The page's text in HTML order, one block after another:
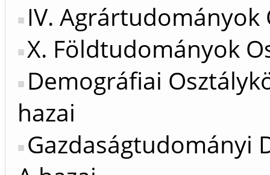
IV. Agrártudományok
X. Földtudományok
Demográfiai
hazai
Gazdaságtudományi